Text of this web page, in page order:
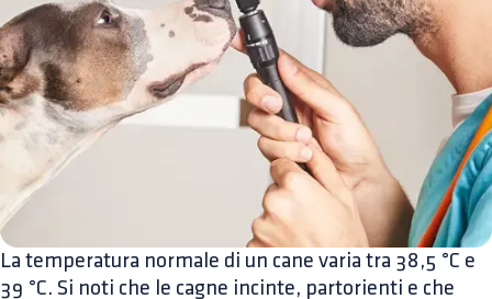
La temperatura normale di un cane varia tra 38,5 °C e
39 °C. Si noti che le cagne incinte, partorienti e che